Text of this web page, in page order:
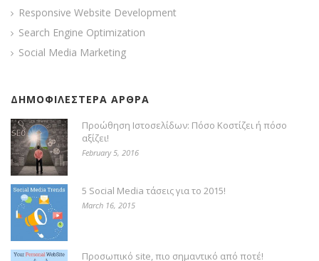
Responsive Website Development
Search Engine Optimization
Social Media Marketing
ΔΗΜΟΦΙΛΕΣΤΕΡΑ ΑΡΘΡΑ
Προώθηση Ιστοσελίδων: Πόσο Κοστίζει ή πόσο
αξίζει!
February 5, 2016
5 Social Media τάσεις για το 2015!
March 16, 2015
Προσωπικό site, πιο σημαντικό από ποτέ!